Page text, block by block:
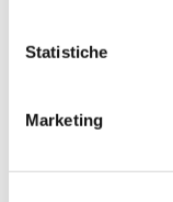
Statistiche
Marketing